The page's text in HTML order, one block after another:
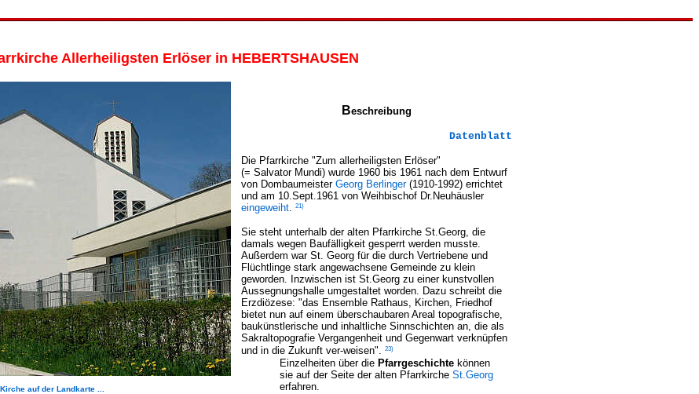
Allerheiligsten Erlöser in HEBERTSHAUSEN
auf der Landkarte ...
Beschreibung
Datenblatt
Die Pfarrkirche "Zum allerheiligsten Erlöser"
(= Salvator Mundi) wurde 1960 bis 1961 nach dem Entwurf
von Dombaumeister Georg Berlinger (1910-1992) errichtet
und am 10.Sept.1961 von Weihbischof Dr.Neuhäusler
eingeweiht. 21)
Sie steht unterhalb der alten Pfarrkirche St.Georg, die
damals wegen Baufälligkeit gesperrt werden musste.
Außerdem war St. Georg für die durch Vertriebene und
Flüchtlinge stark angewachsene Gemeinde zu klein
geworden. Inzwischen ist St.Georg zu einer kunstvollen
Aussegnungshalle umgestaltet worden. Dazu schreibt die
Erzdiözese: "das Ensemble Rathaus, Kirchen, Friedhof
bietet nun auf einem überschaubaren Areal topografische,
baukünstlerische und inhaltliche Sinnschichten an, die als
Sakraltopografie Vergangenheit und Gegenwart verknüpfen
und in die Zukunft ver-weisen".
23)
Einzelheiten über die Pfarrgeschichte können
sie auf der Seite der alten Pfarrkirche St.Georg
erfahren.